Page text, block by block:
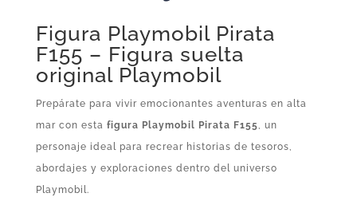
Figura Playmobil Pirata
F155 – Figura suelta
original Playmobil
Prepárate para vivir emocionantes aventuras en alta
mar con esta figura Playmobil Pirata F155 , un
personaje ideal para recrear historias de tesoros,
abordajes y exploraciones dentro del universo
Playmobil.